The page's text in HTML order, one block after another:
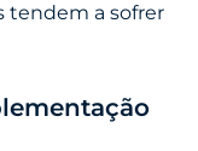
tendem a sofrer